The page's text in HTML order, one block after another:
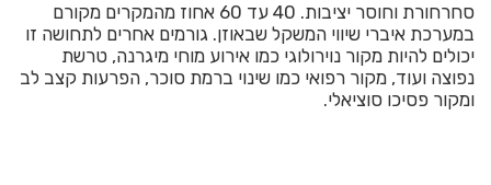
סחרחורת וחוסר יציבות. 40 עד 60 אחוז מהמקרים מקורם
במערכת איברי שיווי המשקל שבאוזן. גורמים אחרים לתחושה זו
יכולים להיות מקור נוירולוגי כמו אירוע מוחי מיגרנה, טרשת
נפוצה ועוד, מקור רפואי כמו שינוי ברמת סוכר, הפרעות קצב לב
ומקור פסיכו סוציאלי.